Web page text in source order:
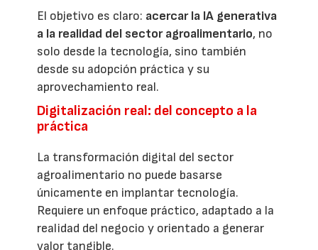
El objetivo es claro: acercar la IA generativa
a la realidad del sector agroalimentario, no
solo desde la tecnología, sino también
desde su adopción práctica y su
aprovechamiento real.
Digitalización real: del concepto a la
práctica
La transformación digital del sector
agroalimentario no puede basarse
únicamente en implantar tecnología.
Requiere un enfoque práctico, adaptado a la
realidad del negocio y orientado a generar
valor tangible.